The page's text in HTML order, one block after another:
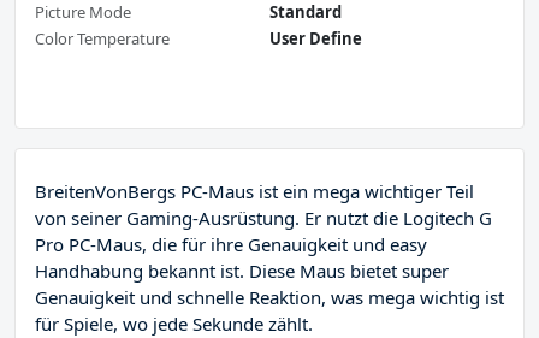
Picture Mode
Standard
Color Temperature
User Define
BreitenVonBergs PC-Maus ist ein mega wichtiger Teil
von seiner Gaming-Ausrüstung. Er nutzt die Logitech G
Pro PC-Maus, die für ihre Genauigkeit und easy
Handhabung bekannt ist. Diese Maus bietet super
Genauigkeit und schnelle Reaktion, was mega wichtig ist
für Spiele, wo jede Sekunde zählt.